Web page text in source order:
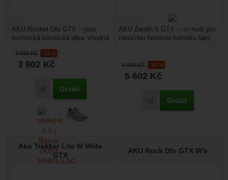
4 590Kč -15 %
3 902 Kč
Přidat 'AKU Rocket Dfs GTX W’s' k porovnání
Detail
AKU Rocket Dfs GTX – jsou
technická turistická obuv vhodná
přístup ke skalám...
6 590Kč -15 %
5 602 Kč
Přidat 'AKU Zenith II
Detail
AKU Zenith II GTX – se hodí pro
náročnou horskou turistiku tam,
Aku Trekker Lite III Wide
GTX
AKU Rock Dfs GTX W’s